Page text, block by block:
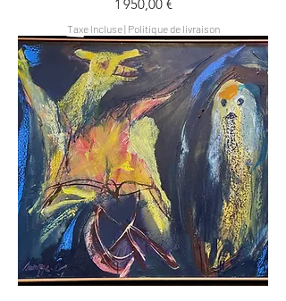
1 950,00 €
Taxe Incluse| Politique de livraison